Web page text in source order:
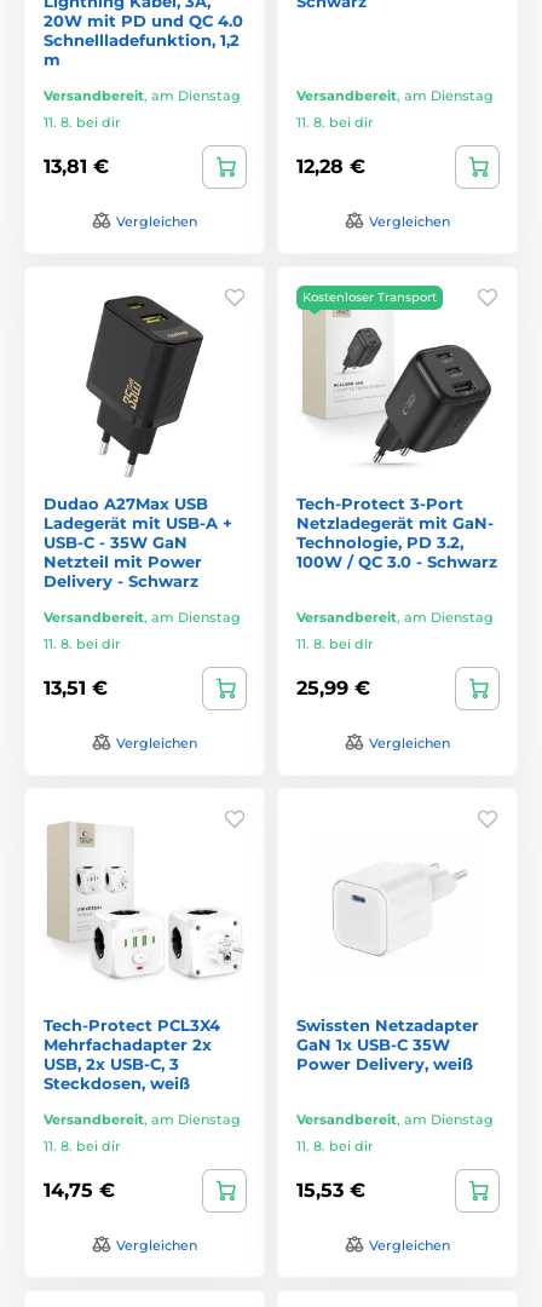
20W mit PD und QC 4.0
Schnellladefunktion, 1,2
m
Versandbereit, am Dienstag
11. 8. bei dir
13,81 €
Vergleichen
Versandbereit, am Dienstag
11. 8. bei dir
12,28 €
Vergleichen
Dudao A27Max USB
Ladegerät mit USB-A +
USB-C - 35W GaN
Netzteil mit Power
Delivery - Schwarz
Versandbereit, am Dienstag
11. 8. bei dir
13,51 €
Vergleichen
Kostenloser Transport
Tech-Protect 3-Port
Netzladegerät mit GaN-
Technologie, PD 3.2,
100W / QC 3.0 - Schwarz
Versandbereit, am Dienstag
11. 8. bei dir
25,99 €
Vergleichen
Tech-Protect PCL3X4
Mehrfachadapter 2x
USB, 2x USB-C, 3
Steckdosen, weiß
Versandbereit, am Dienstag
11. 8. bei dir
14,75 €
Vergleichen
Swissten Netzadapter
GaN 1x USB-C 35W
Power Delivery, weiß
Versandbereit, am Dienstag
11. 8. bei dir
15,53 €
Vergleichen